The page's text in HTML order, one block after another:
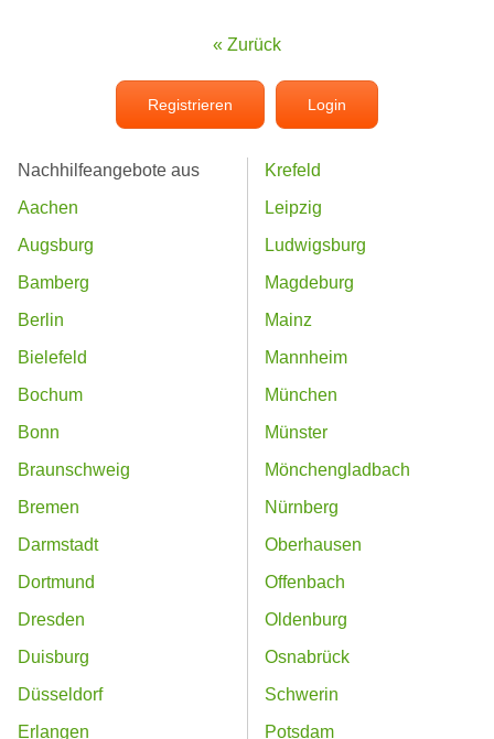
« Zurück
Registrieren Login
Nachhilfeangebote aus
Aachen
Augsburg
Bamberg
Berlin
Bielefeld
Bochum
Bonn
Braunschweig
Bremen
Darmstadt
Dortmund
Dresden
Duisburg
Düsseldorf
Erlangen
Krefeld
Leipzig
Ludwigsburg
Magdeburg
Mainz
Mannheim
München
Münster
Mönchengladbach
Nürnberg
Oberhausen
Offenbach
Oldenburg
Osnabrück
Schwerin
Potsdam